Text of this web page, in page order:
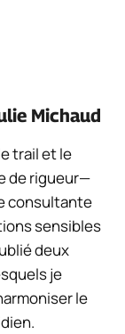
Michaud
trail et le
de rigueur—
consultante
sensibles
deux
je
le